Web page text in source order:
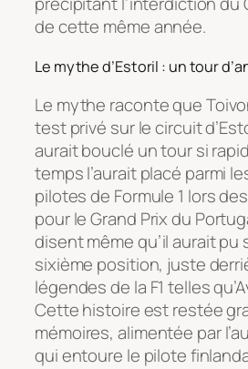
de cette même année.
Le mythe d’Estoril : un tour
Le mythe raconte que
test privé sur le circuit
aurait bouclé un tour si
temps l’aurait placé parmi
pilotes de Formule 1 lors
pour le Grand Prix du
disent même qu’il aurait pu
sixième position, juste
légendes de la F1 telles
Cette histoire est restée
mémoires, alimentée par
qui entoure le pilote